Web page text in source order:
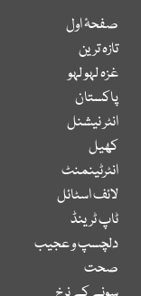
صفحۂ اول
تازہ ترین
غزہ لہو لہو
پاکستان
انٹر نیشنل
کھیل
انٹرٹینمنٹ
لائف اسٹائل
ٹاپ ٹرینڈ
دلچسپ و عجیب
صحت